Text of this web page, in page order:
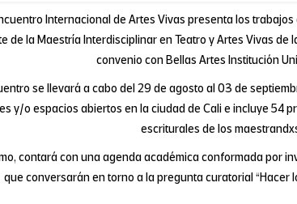
Internacional de Artes Vivas presenta los
de la Maestría Interdisciplinar en Teatro y Artes Vivas de
convenio con Bellas Artes Institución
se llevará a cabo del 29 de agosto al 03 de
y/o espacios abiertos en la ciudad de Cali e incluye 54
escriturales de los
contará con una agenda académica conformada por
que conversarán en torno a la pregunta curatorial “Hacer